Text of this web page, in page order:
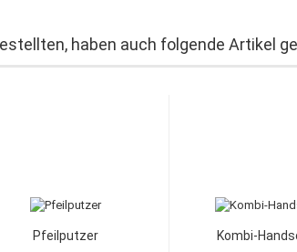
haben auch folgende Artikel
Pfeilputzer Kombi-